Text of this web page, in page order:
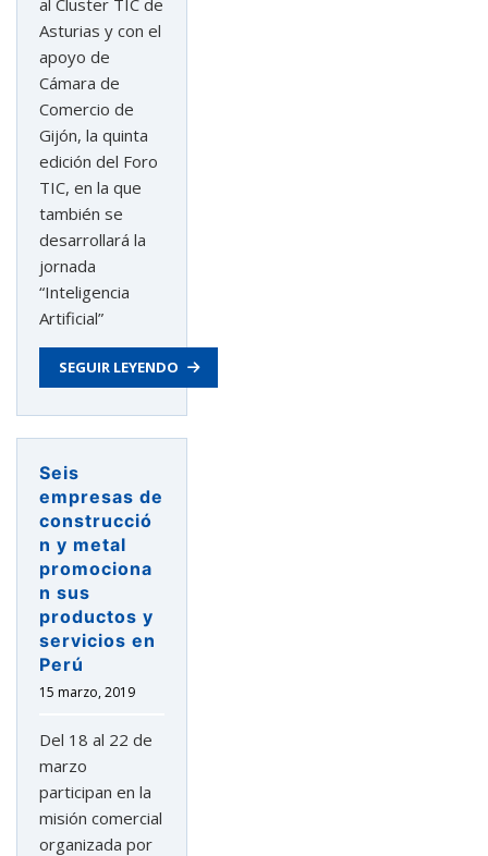
Asturias y con el
apoyo de
Cámara de
Comercio de
Gijón, la quinta
edición del Foro
TIC, en la que
también se
desarrollará la
jornada
“Inteligencia
Artificial”
SEGUIR LEYENDO
Seis
empresas de
construcció
n y metal
promociona
n sus
productos y
servicios en
Perú
15 marzo, 2019
Del 18 al 22 de
marzo
participan en la
misión comercial
organizada por